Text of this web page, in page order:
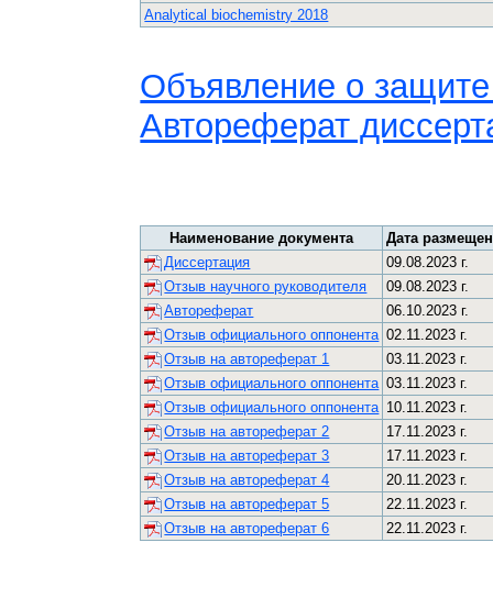
Analytical biochemistry 2018
Объявление о
Автореферат
Наименование документа
Дата
Диссертация
09.08.2023 г.
Отзыв научного руководителя
09.08.2023 г.
Автореферат
06.10.2023 г.
Отзыв официального оппонента 02.11.2023 г.
Отзыв на автореферат 1
03.11.2023 г.
Отзыв официального оппонента 03.11.2023 г.
Отзыв официального оппонента 10.11.2023 г.
Отзыв на автореферат 2
17.11.2023 г.
Отзыв на автореферат 3
17.11.2023 г.
Отзыв на автореферат 4
20.11.2023 г.
Отзыв на автореферат 5
22.11.2023 г.
Отзыв на автореферат 6
22.11.2023 г.